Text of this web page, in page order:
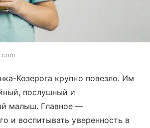
Козерога крупно повезло. Им
послушный и
малыш. Главное —
и воспитывать уверенность в